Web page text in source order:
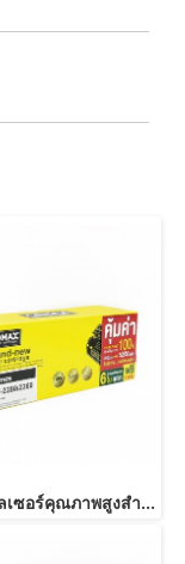
ตลับหมึกเลเซอร์คุณภาพสูงสำหรับ Brother รุ่น TN2280/ TN2260-JUMBO